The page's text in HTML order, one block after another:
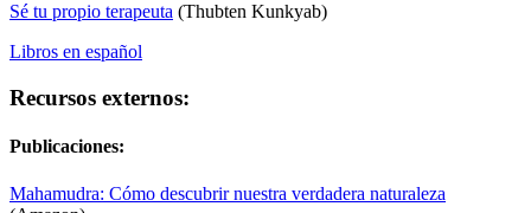
Sé tu propio terapeuta (Thubten Kunkyab)
Libros en español
Recursos externos:
Publicaciones:
Mahamudra: Cómo descubrir nuestra verdadera naturaleza